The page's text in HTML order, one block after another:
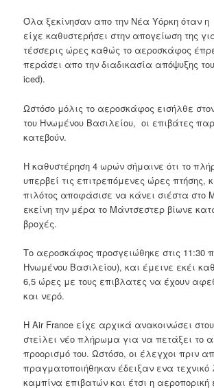
Όλα ξεκίνησαν απο την Νέα Υόρκη όταν η
είχε καθυστερήσει στην απογείωση της
τέσσερις ώρες καθώς το αεροσκάφος
περάσει απο την διαδικασία απόψυξης
iced).
Ωστόσο μόλις το αεροσκάφος εισήλθε
του Ηνωμένου Βασιλείου, οι επιβάτες
κατεβούν.
Η καθυστέρηση 4 ωρών σήμαινε ότι το
υπερβεί τις επιτρεπόμενες ώρες πτήσης,
πιλότος αποφάσισε να κάνει σιέστα στο
εκείνη την μέρα το Μάντσεστερ βίωνε
βροχές.
Το αεροσκάφος προσγειώθηκε στις 11:30
Ηνωμένου Βασιλείου), και έμεινε εκέι
6,5 ώρες με τους επιβλατες να έχουν
και νερό.
Η Air France είχε αρχικά ανακοινώσει
στείλει νέο πλήρωμα για να πετάξει το
προορισμό του.Ωστόσο, οι έλεγχοι πριν
πραγματοποιήθηκαν έδειξαν ενα τεχνικό
καμπίνα επιβατών και έτσι η αεροπορική